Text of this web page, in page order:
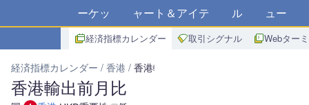
マーケット チャート＆アイデア アルゴ ニュース
経済指標カレンダー 取引シグナル Webター
経済指標カレンダー 香港 香港輸出前月比
香港輸出前月比